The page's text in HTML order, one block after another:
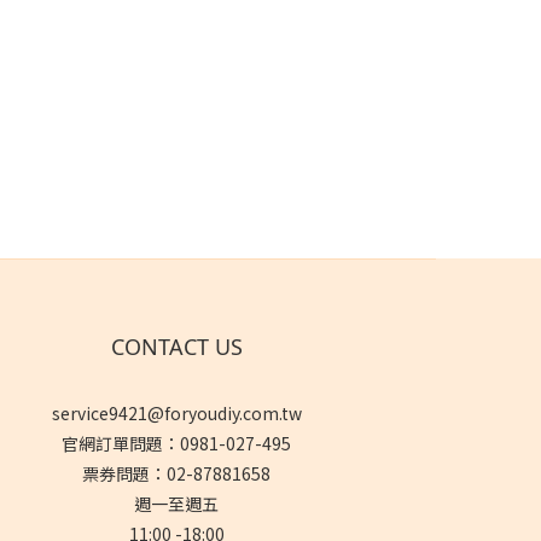
CONTACT US
service9421@foryoudiy.com.tw
官網訂單問題：0981-027-495
票券問題：02-87881658
週一至週五
11:00 -18:00